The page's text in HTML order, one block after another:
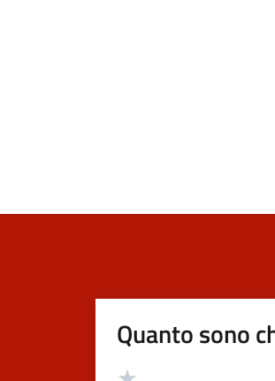
Quanto sono
Valutazione